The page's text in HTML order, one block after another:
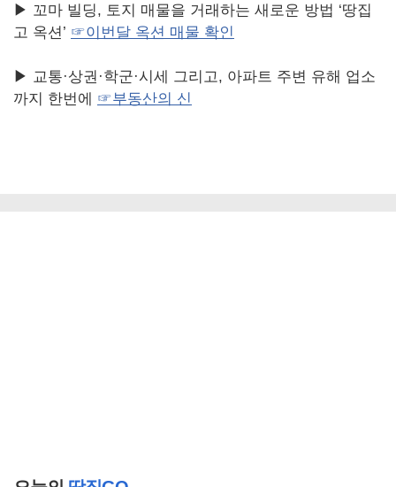
▶ 꼬마 빌딩, 토지 매물을 거래하는 새로운 방법 ‘땅집
고 옥션’ ☞이번달 옥션 매물 확인
▶ 교통·상권·학군·시세 그리고, 아파트 주변 유해 업소
까지 한번에 ☞부동산의 신